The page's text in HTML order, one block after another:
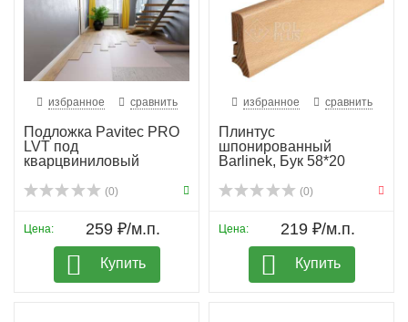
избранное сравнить
Подложка Pavitec PRO
LVT под
кварцвиниловый
(0)
Цена: 259 ₽/м.п.
Купить
избранное сравнить
Плинтус
шпонированный
Barlinek, Бук 58*20
(0)
Цена: 219 ₽/м.п.
Купить